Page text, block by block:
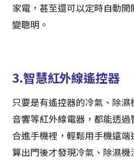
家電，甚至還可以定時自動
變聰明。
3.智慧紅外線遙控器
只要是有遙控器的冷氣、除濕
音響等紅外線電器，都能透
合進手機裡，輕鬆用手機遠
算出門後才發現冷氣、除濕